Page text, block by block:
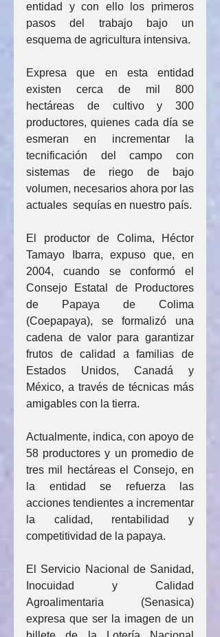
entidad y con ello los primeros
pasos del trabajo bajo un
esquema de agricultura intensiva.
Expresa que en esta entidad
existen cerca de mil 800
hectáreas de cultivo y 300
productores, quienes cada día se
esmeran en incrementar la
tecnificación del campo con
sistemas de riego de bajo
volumen, necesarios ahora por las
actuales  sequías en nuestro país.
El productor de Colima, Héctor
Tamayo Ibarra, expuso que, en
2004, cuando se conformó el
Consejo Estatal de Productores
de Papaya de Colima
(Coepapaya), se formalizó una
cadena de valor para garantizar
frutos de calidad a familias de
Estados Unidos, Canadá y
México, a través de técnicas más
amigables con la tierra.
Actualmente, indica, con apoyo de
58 productores y un promedio de
tres mil hectáreas el Consejo, en
la entidad se refuerza las
acciones tendientes a incrementar
la calidad, rentabilidad y
competitividad de la papaya.
El Servicio Nacional de Sanidad,
Inocuidad y Calidad
Agroalimentaria (Senasica)
expresa que ser la imagen de un